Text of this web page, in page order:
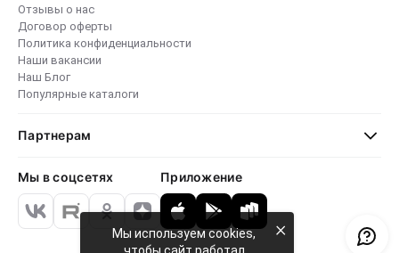
Отзывы о нас
Договор оферты
Политика конфиденциальности
Наши вакансии
Наш Блог
Популярные каталоги
Партнерам
Мы в соцсетях Приложение
Мы используем cookies,
×